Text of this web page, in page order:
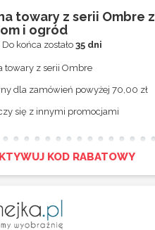
towary z serii Ombre z
i ogród
końca zostało 35 dni
towary z serii Ombre
dla zamówień powyżej 70,00 zł
się z innymi promocjami
KOD RABATOWY